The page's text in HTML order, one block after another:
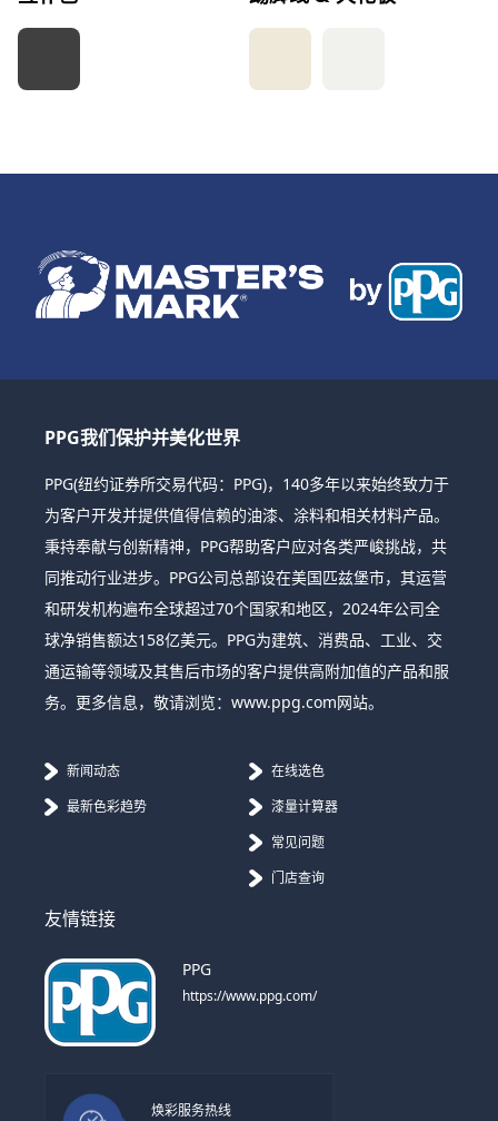
PPG我们保护并美化世界
PPG(纽约证券所交易代码：PPG)，140多年以来始终致力于
为客户开发并提供值得信赖的油漆、涂料和相关材料产品。
秉持奉献与创新精神，PPG帮助客户应对各类严峻挑战，共
同推动行业进步。PPG公司总部设在美国匹兹堡市，其运营
和研发机构遍布全球超过70个国家和地区，2024年公司全
球净销售额达158亿美元。PPG为建筑、消费品、工业、交
通运输等领域及其售后市场的客户提供高附加值的产品和服
务。更多信息，敬请浏览：www.ppg.com网站。
新闻动态
最新色彩趋势
在线选色
漆量计算器
常见问题
门店查询
友情链接
PPG
https://www.ppg.com/
焕彩服务热线